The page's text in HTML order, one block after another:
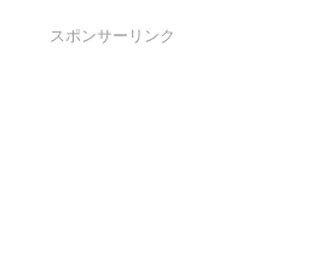
スポンサーリンク